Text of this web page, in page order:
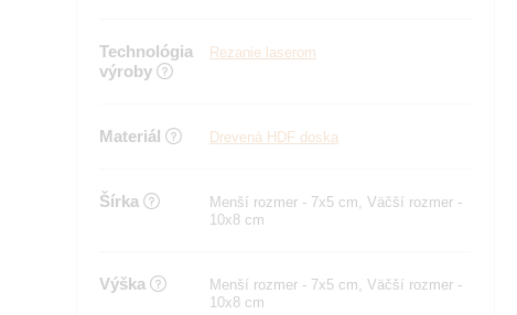
Technológia
výroby
Rezanie laserom
Materiál Drevená HDF doska
Šírka
Menší rozmer - 7x5 cm, Väčší rozmer -
10x8 cm
Výška
Menší rozmer - 7x5 cm, Väčší rozmer -
10x8 cm